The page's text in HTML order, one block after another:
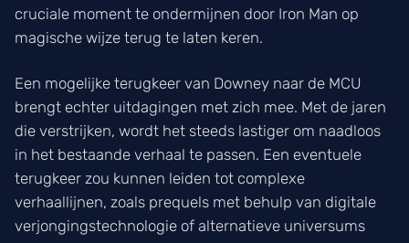
cruciale moment te ondermijnen door Iron Man op
magische wijze terug te laten keren.
Een mogelijke terugkeer van Downey naar de MCU
brengt echter uitdagingen met zich mee. Met de jaren
die verstrijken, wordt het steeds lastiger om naadloos
in het bestaande verhaal te passen. Een eventuele
terugkeer zou kunnen leiden tot complexe
verhaallijnen, zoals prequels met behulp van digitale
verjongingstechnologie of alternatieve universums